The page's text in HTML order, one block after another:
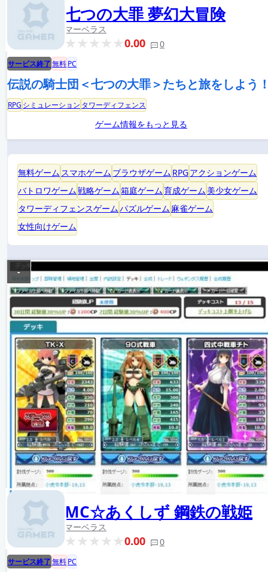
七つの大罪 夢幻大冒険
マーベラス
0.00 0
サービス終了無料PC
伝説の騎士団＜七つの大罪＞たちと旅をしよう
RPG シミュレーション タワーディフェンス
ゲーム情報をもっと見る
無料ゲーム スマホゲーム ブラウザゲーム RPGアクションゲーム
バトロワゲーム戦略ゲーム箱庭ゲーム育成ゲーム 美少女ゲーム
タワーディフェンスゲームパズルゲーム 麻雀ゲーム
女性向けゲーム
MC☆あくしず 鋼鉄の戦姫
マーベラス
0.00 0
-
サービス終了無料PC